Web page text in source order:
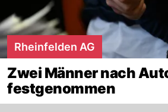
Rheinfelden AG
Zwei Männer nach
festgenommen